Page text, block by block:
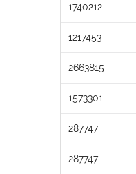
1740212
1217453
2663815
1573301
287747
287747